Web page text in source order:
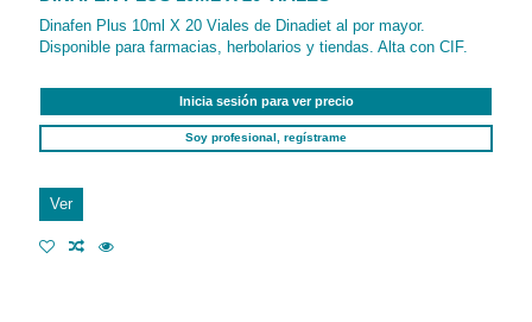
Dinafen Plus 10ml X 20 Viales de Dinadiet al por mayor.
Disponible para farmacias, herbolarios y tiendas. Alta con CIF.
Inicia sesión para ver precio
Soy profesional, regístrame
Ver